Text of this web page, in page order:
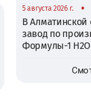
5 августа 2026 г. •
В Алматинской
завод по
Формулы-1 H2O